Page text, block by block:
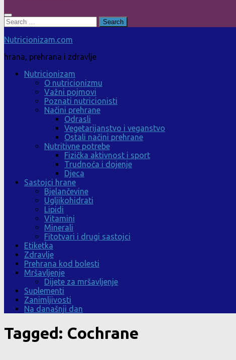
Search
for:
Nutricionizam.com
hrana, prehrana i zdravlje
Nutricionizam
O nutricionizmu
Važni pojmovi
Poznati nutricionisti
Načini prehrane
Odrasli
Vegetarijanstvo i veganstvo
Ostali načini prehrane
Nutritivne potrebe
Fizička aktivnost i sport
Trudnoća i dojenje
Djeca
Sastojci hrane
Bjelančevine
Ugljikohidrati
Lipidi
Vitamini
Minerali
Fitotvari i drugi sastojci
Etiketka
Zdravlje
Prehrana kod bolesti
Mršavljenje
Dijete za mršavljenje
Suplementi
Zanimljivosti
Na današnji dan
Tagged: Cochrane